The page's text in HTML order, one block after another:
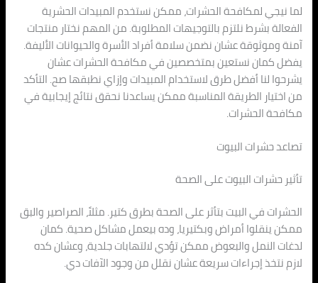
لما نيجي لمكافحة الحشرات، ممكن نستخدم المبيدات الحشرية
الفعالة بشرط نلتزم بالتوجيهات المطلوبة. من المهم نختار منتجات
آمنة وموثوقة عشان نضمن سلامة أفراد الأسرة والحيوانات الأليفة.
يفضل كمان نستعين بمتخصصين في مكافحة الحشرات عشان
يشرحوا لنا أفضل طرق لاستخدام المبيدات وإزاي نطبقها صح. التأكد
من اختيار الطريقة المناسبة ممكن يساعدنا نحقق نتائج إيجابية في
مكافحة الحشرات.
تصاعد حشرات البيوت
تأثير حشرات البيوت على الصحة
الحشرات في البيت بتأثر على الصحة بطرق كتير. مثلاً، الصراصير والبق
ممكن ينقلوا أمراض وبكتيريا، وده بيعمل مشاكل صحية. كمان
لدغات النمل والبعوض ممكن تؤدي لالتهابات جلدية، وعشان كده
لازم نتخذ إجراءات سريعة عشان نقلل من وجود الآفات دي.